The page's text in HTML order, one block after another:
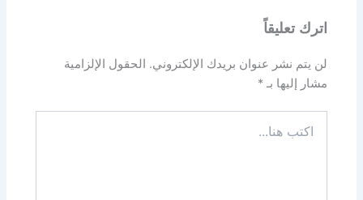
اترك تعليقاً
لن يتم نشر عنوان بريدك الإلكتروني.
الحقول الإلزامية
مشار إليها بـ*
هنا...